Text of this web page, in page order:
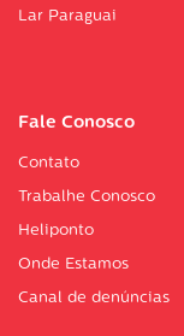
Lar Paraguai
Fale Conosco
Contato
Trabalhe Conosco
Heliponto
Onde Estamos
Canal de denúncias